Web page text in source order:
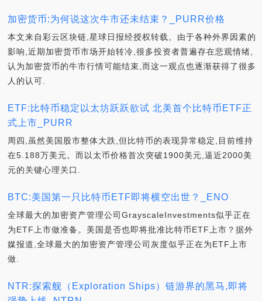
加密货币:为何说这次牛市还未结束？_PURR价格
本文来自彩云区块链,星球日报经授权转载。由于各种外界因素的
影响,近期加密货币市场开始转冷,很多投资者普遍存在悲观情绪,
认为加密货币的牛市行情可能结束,而这一观点也逐渐获得了很多
人的认可.
ETF:比特币稳定以太坊跃跃欲试 北美首个比特币ETF正
式上市_PURR
周四,虽然美国股市整体大跌,但比特币的表现异常稳定,目前维持
在5.188万美元。而以太币价格首次突破1900美元,逼近2000美
元的关键心理关口.
BTC:美国第一只比特币ETF即将横空出世？_ENO
全球最大的加密资产管理公司GrayscaleInvestments似乎正在
为ETF上市做准备。美国是否也即将批准比特币ETF上市？据外
媒报道,全球最大的加密资产管理公司灰度似乎正在为ETF上市
做.
NTR:探索舰（Exploration Ships）链游界的黑马,即将